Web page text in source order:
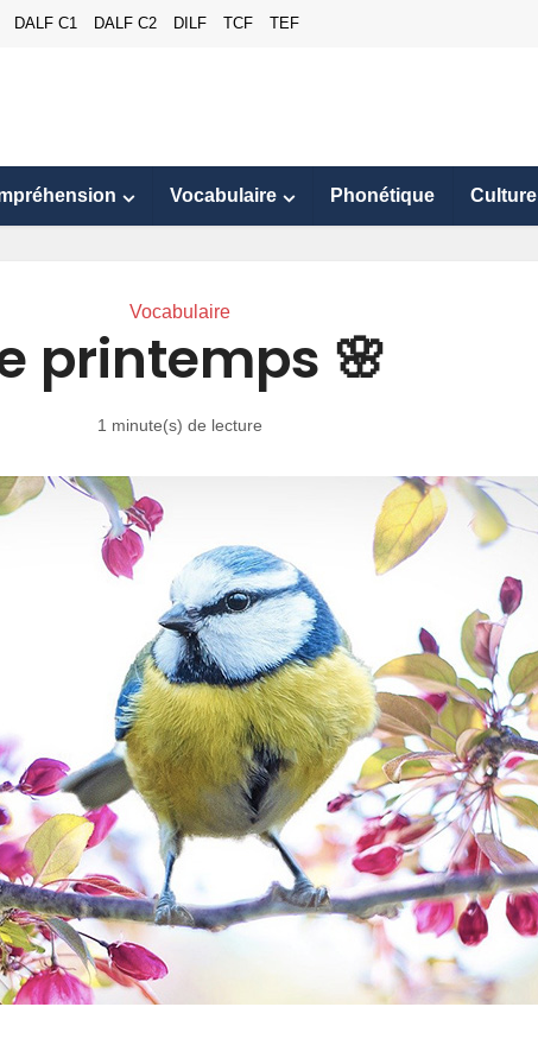
DALF C1 DALF C2 DILF TCF TEF
Vocabulaire Phonétique Culture
Vocabulaire
printemps 🌸
1 minute(s) de lecture